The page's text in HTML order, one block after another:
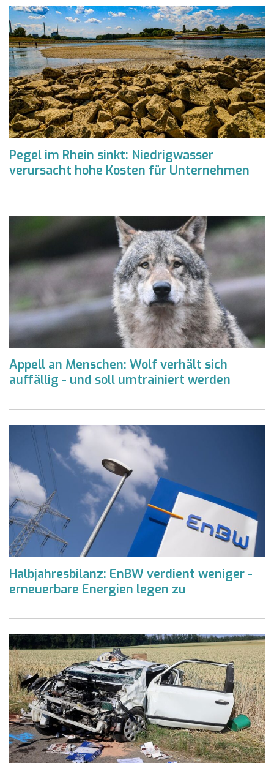
Pegel im Rhein sinkt: Niedrigwasser
verursacht hohe Kosten für Unternehmen
Appell an Menschen: Wolf verhält sich
auffällig - und soll umtrainiert werden
Halbjahresbilanz: EnBW verdient weniger -
erneuerbare Energien legen zu